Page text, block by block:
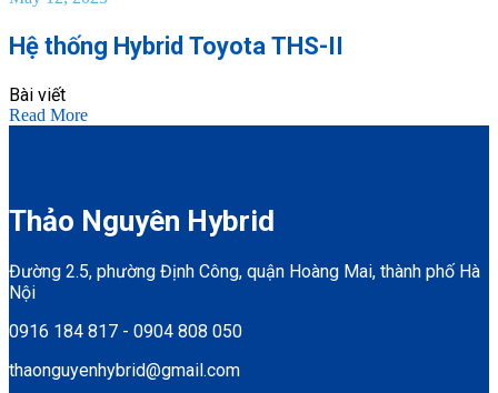
Hệ thống Hybrid Toyota THS-II
Bài viết
Read More
Thảo Nguyên Hybrid
Đường 2.5, phường Định Công, quận Hoàng Mai, thành phố Hà
Nội
0916 184 817 - 0904 808 050
thaonguyenhybrid@gmail.com